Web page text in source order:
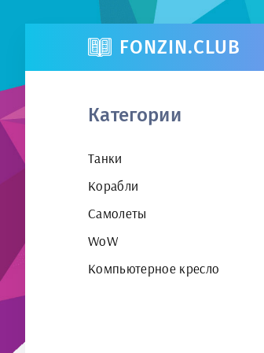
FONZIN.CLUB
Категории
Танки
Корабли
Самолеты
WoW
Компьютерное кресло